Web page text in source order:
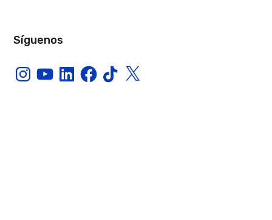
Síguenos
InstagramYouTubeLinkedInFacebook
TikTokX